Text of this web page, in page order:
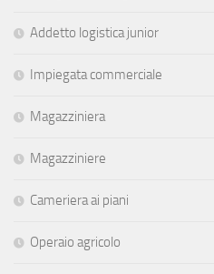
Addetto logistica junior
Impiegata commerciale
Magazziniera
Magazziniere
Cameriera ai piani
Operaio agricolo